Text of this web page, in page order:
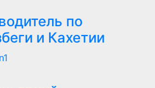
по
и Кахетии